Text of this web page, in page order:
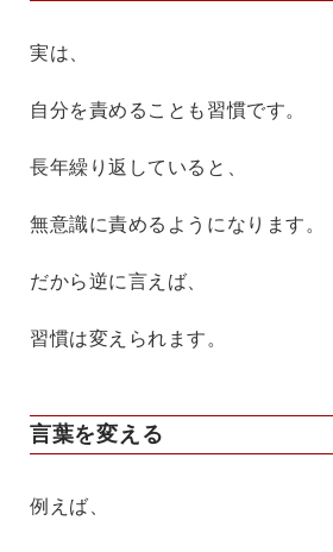
実は、
自分を責めることも習慣です。
長年繰り返していると、
無意識に責めるようになります。
だから逆に言えば、
習慣は変えられます。
言葉を変える
例えば、